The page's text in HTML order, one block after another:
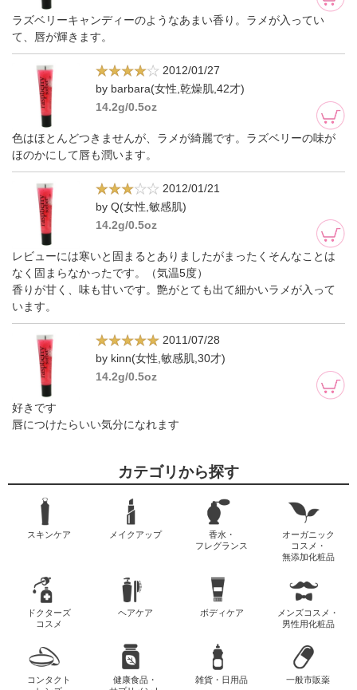
ラズベリーキャンディーのようなあまい香り。ラメが入ってい
て、唇が輝きます。
2012/01/27
by barbara(女性,乾燥肌,42才)
14.2g/0.5oz
色はほとんどつきませんが、ラメが綺麗です。ラズベリーの味が
ほのかにして唇も潤います。
2012/01/21
by Q(女性,敏感肌)
14.2g/0.5oz
レビューには寒いと固まるとありましたがまったくそんなことは
なく固まらなかったです。（気温5度）
香りが甘く、味も甘いです。艶がとても出て細かいラメが入って
います。
2011/07/28
by kinn(女性,敏感肌,30才)
14.2g/0.5oz
好きです
唇につけたらいい気分になれます
カテゴリから探す
スキンケア メイクアップ
香水・
フレグランス
オーガニック
コスメ・
無添加化粧品
ドクターズ
コスメ
ヘアケア ボディケア
メンズコスメ・
男性用化粧品
コンタクト
健康食品・
雑貨・日用品 一般市販薬